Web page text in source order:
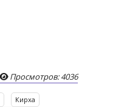
Просмотров: 4036
Кирха